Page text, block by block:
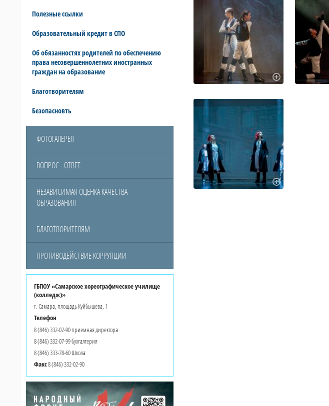
Полезные ссылки
Образовательный кредит в СПО
Об обязанностях родителей по обеспечению
права несовершеннолетних иностранных
граждан на образование
Благотворителям
Безопасновть
ФОТОГАЛЕРЕЯ
ВОПРОС - ОТВЕТ
НЕЗАВИСИМАЯ ОЦЕНКА КАЧЕСТВА
ОБРАЗОВАНИЯ
БЛАГОТВОРИТЕЛЯМ
ПРОТИВОДЕЙСТВИЕ КОРРУПЦИИ
ГБПОУ «Самарское хореографическое училище
(колледж)»
г. Самара, площадь Куйбышева, 1
Телефон
8 (846) 332-02-90 приемная директора
8 (846) 332-07-99 бухгалтерия
8 (846) 333-78-60 Школа
Факс8 (846) 332-02-90